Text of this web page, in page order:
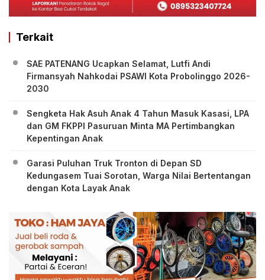
Terkait
SAE PATENANG Ucapkan Selamat, Lutfi Andi
Firmansyah Nahkodai PSAWI Kota Probolinggo 2026-
2030
Sengketa Hak Asuh Anak 4 Tahun Masuk Kasasi, LPA
dan GM FKPPI Pasuruan Minta MA Pertimbangkan
Kepentingan Anak
Garasi Puluhan Truk Tronton di Depan SD
Kedungasem Tuai Sorotan, Warga Nilai Bertentangan
dengan Kota Layak Anak